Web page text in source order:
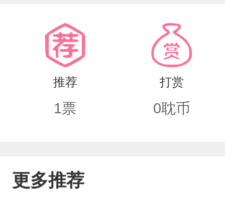
形的小妖，竹瑾显然不擅长应付像迟
眼都会惹得他面羞耳燥,更不用说那人
子,一咧嘴弯眉，却是笑得荡漾。用现
推荐
1票
打赏
0耽币
更多推荐